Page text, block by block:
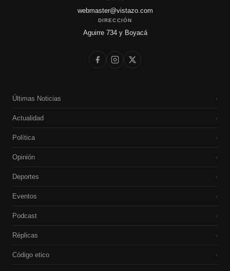
webmaster@vistazo.com
DIRECCIÓN
Aguirre 734 y Boyacá
Últimas Noticias ›
Actualidad ›
Política ›
Opinión ›
Deportes ›
Eventos ›
Podcast ›
Réplicas ›
Código etico ›